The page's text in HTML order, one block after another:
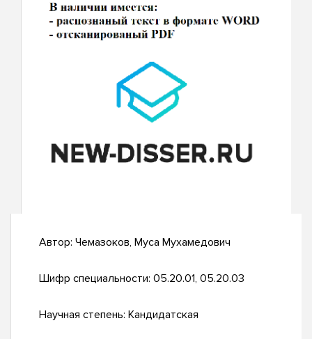
Автор: Чемазоков, Муса Мухамедович
Шифр специальности: 05.20.01, 05.20.03
Научная степень: Кандидатская